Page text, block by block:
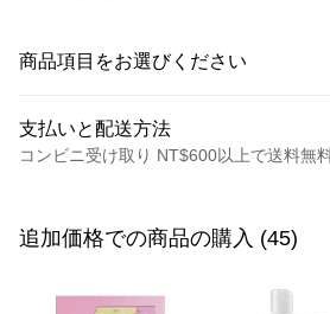
商品項目をお選びください
支払いと配送方法
コンビニ受け取り NT$600以上で送料無
クレジットカード1回払い
追加価格での商品の購入 (45)